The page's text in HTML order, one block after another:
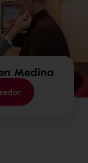
Medina